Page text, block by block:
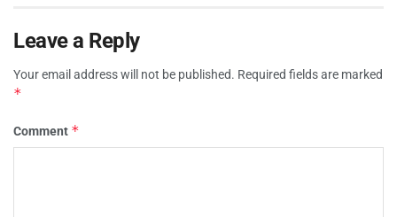
Leave a Reply
Your email address will not be published. Required fields are marked
*
Comment *